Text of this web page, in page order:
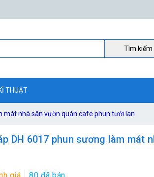
Tìm kiếm
THUẬT
mát nhà sân vườn quán cafe phun tưới lan
DH 6017 phun sương làm mát